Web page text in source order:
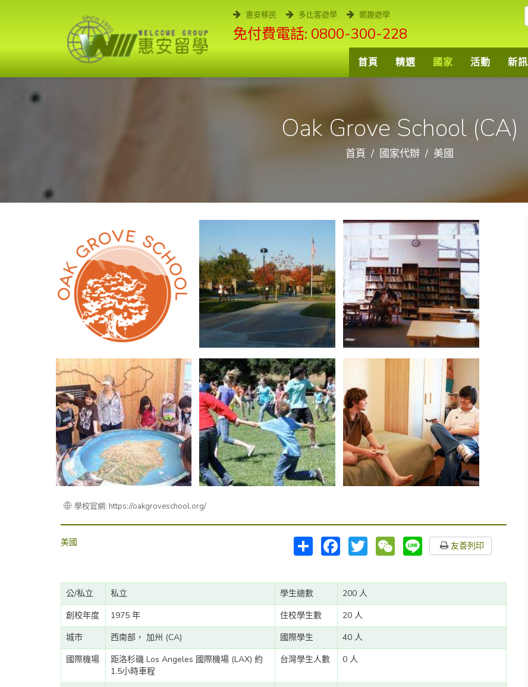
惠安移民 多比客遊學 嚮趣遊學
免付費電話: 0800-300-228
首頁 精選 國家 活動 新訊
Oak Grove School (CA)
首頁 國家代辦 美國
學校官網: https://oakgroveschool.org/
美國 FacebookTwitter WeChat Line 友善列印
公/私立 私立 學生總數
200 人
創校年度
1975 年 住校學生數
20 人
城市
西南部， 加州 (CA) 國際學生
40 人
國際機場
距洛杉磯 Los Angeles 國際機場 (LAX) 約
1.5小時車程
台灣學生人數 0 人